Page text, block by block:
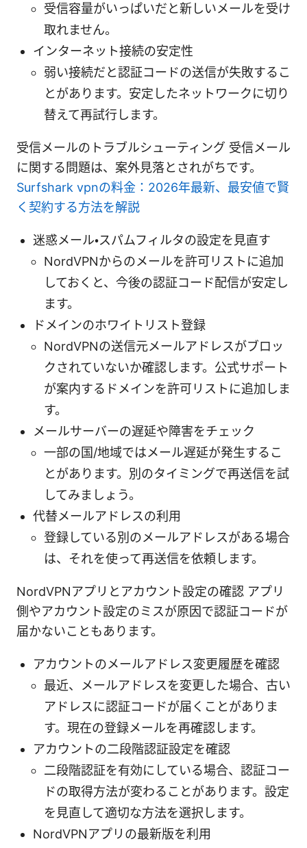
受信容量がいっぱいだと新しいメールを受け
取れません。
インターネット接続の安定性
弱い接続だと認証コードの送信が失敗するこ
とがあります。安定したネットワークに切り
替えて再試行します。
受信メールのトラブルシューティング 受信メール
に関する問題は、案外見落とされがちです。
Surfshark vpnの料金：2026年最新、最安値で賢
く契約する方法を解説
迷惑メール・スパムフィルタの設定を見直す
NordVPNからのメールを許可リストに追加
しておくと、今後の認証コード配信が安定し
ます。
ドメインのホワイトリスト登録
NordVPNの送信元メールアドレスがブロッ
クされていないか確認します。公式サポート
が案内するドメインを許可リストに追加しま
す。
メールサーバーの遅延や障害をチェック
一部の国/地域ではメール遅延が発生するこ
とがあります。別のタイミングで再送信を試
してみましょう。
代替メールアドレスの利用
登録している別のメールアドレスがある場合
は、それを使って再送信を依頼します。
NordVPNアプリとアカウント設定の確認 アプリ
側やアカウント設定のミスが原因で認証コードが
届かないこともあります。
アカウントのメールアドレス変更履歴を確認
最近、メールアドレスを変更した場合、古い
アドレスに認証コードが届くことがありま
す。現在の登録メールを再確認します。
アカウントの二段階認証設定を確認
二段階認証を有効にしている場合、認証コー
ドの取得方法が変わることがあります。設定
を見直して適切な方法を選択します。
NordVPNアプリの最新版を利用